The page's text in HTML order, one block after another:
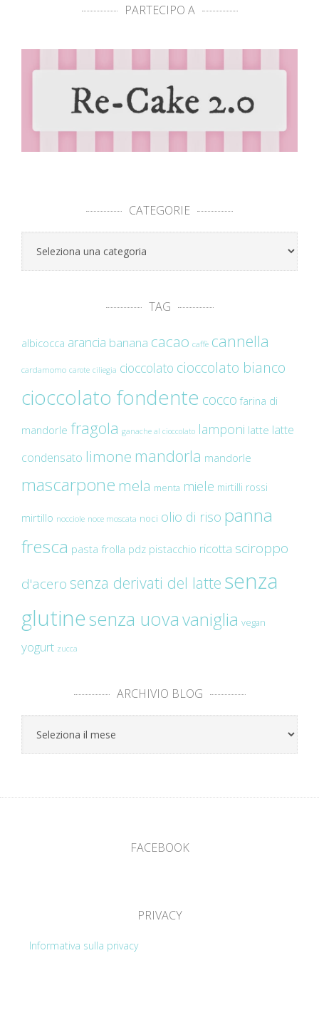
PARTECIPO A
CATEGORIE
Categorie
TAG
albicocca arancia banana cacao caffè cannella
cardamomo carote ciliegia cioccolato cioccolato bianco
cioccolato fondente cocco farina di
mandorle fragola ganache al cioccolato lamponi latte latte
condensato limone mandorla mandorle
mascarpone mela menta miele mirtilli rossi
mirtillo nocciole noce moscata noci olio di riso panna
fresca pasta frolla pdz pistacchio ricotta sciroppo
d'acero senza derivati del latte senza
glutinesenza uovavaniglia vegan
yogurt zucca
ARCHIVIO BLOG
Archivio
Blog
FACEBOOK
PRIVACY
Informativa sulla privacy